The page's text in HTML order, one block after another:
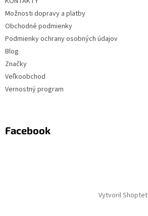
Možnosti dopravy a platby
Obchodné podmienky
Podmienky ochrany osobných údajov
Blog
Značky
Veľkoobchod
Vernostný program
Facebook
Vytvoril Shoptet